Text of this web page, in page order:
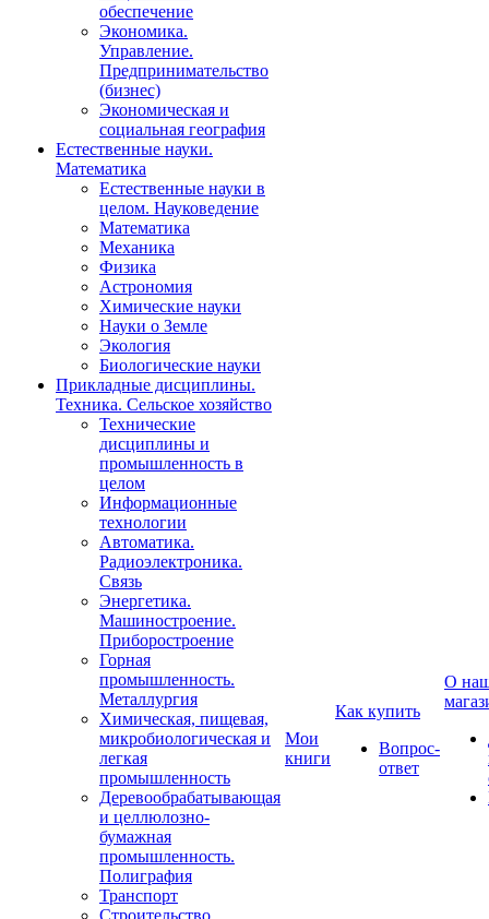
обеспечение
Экономика.
Управление.
Предпринимательство
(бизнес)
Экономическая и
социальная география
Естественные науки.
Математика
Естественные науки в
целом. Науковедение
Математика
Механика
Физика
Астрономия
Химические науки
Науки о Земле
Экология
Биологические науки
Прикладные дисциплины.
Техника. Сельское хозяйство
Технические
дисциплины и
промышленность в
целом
Информационные
технологии
Автоматика.
Радиоэлектроника.
Связь
Энергетика.
Машиностроение.
Приборостроение
Горная
промышленность.
Металлургия
Химическая, пищевая,
микробиологическая и
легкая
промышленность
Деревообрабатывающая
и целлюлозно-
бумажная
промышленность.
Полиграфия
Транспорт
Строительство
Мои
книги
Как купить
Вопрос-
ответ
О